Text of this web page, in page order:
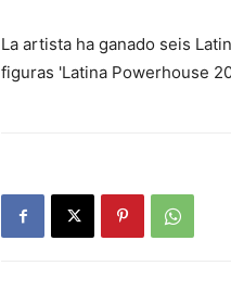
La artista ha ganado seis
figuras 'Latina Powerhouse